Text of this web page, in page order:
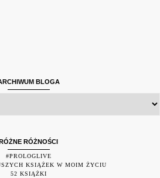
BLOGA
RÓŻNOŚCI
#PROLOGLIVE
KSIĄŻEK W MOIM ŻYCIU
52 KSIĄŻKI